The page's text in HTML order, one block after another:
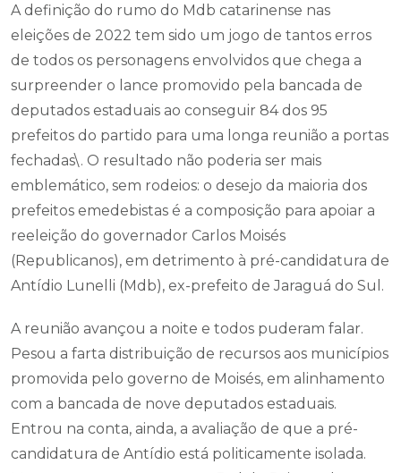
A definição do rumo do Mdb catarinense nas
eleições de 2022 tem sido um jogo de tantos erros
de todos os personagens envolvidos que chega a
surpreender o lance promovido pela bancada de
deputados estaduais ao conseguir 84 dos 95
prefeitos do partido para uma longa reunião a portas
fechadas\. O resultado não poderia ser mais
emblemático, sem rodeios: o desejo da maioria dos
prefeitos emedebistas é a composição para apoiar a
reeleição do governador Carlos Moisés
(Republicanos), em detrimento à pré-candidatura de
Antídio Lunelli (Mdb), ex-prefeito de Jaraguá do Sul.
A reunião avançou a noite e todos puderam falar.
Pesou a farta distribuição de recursos aos municípios
promovida pelo governo de Moisés, em alinhamento
com a bancada de nove deputados estaduais.
Entrou na conta, ainda, a avaliação de que a pré-
candidatura de Antídio está politicamente isolada.